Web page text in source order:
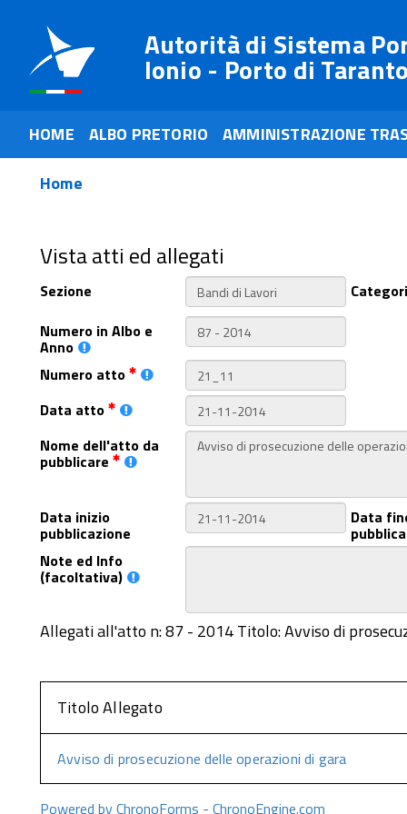
Autorità di Sistema
Ionio - Porto di
HOME ALBO PRETORIO
AMMINISTRAZIONE
Home
Vista atti ed allegati
Sezione
Numero in Albo e
Anno
Numero atto
Data atto
Nome dell'atto da
pubblicare
Data inizio
pubblicazione
Data
Note ed Info
(facoltativa)
Allegati all'atto n: 87 - 2014 Titolo: Avviso di
Titolo Allegato
Avviso di prosecuzione delle operazioni di gara
Powered by ChronoForms - ChronoEngine.com